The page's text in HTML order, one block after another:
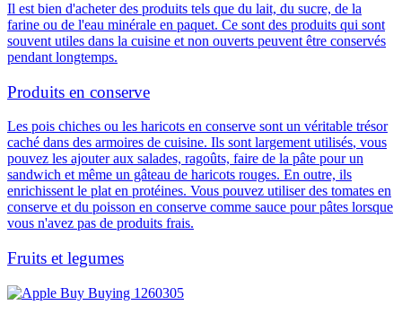
Il est bien d'acheter des produits tels que du lait, du sucre, de la
farine ou de l'eau minérale en paquet. Ce sont des produits qui sont
souvent utiles dans la cuisine et non ouverts peuvent être conservés
pendant longtemps.
Produits en conserve
Les pois chiches ou les haricots en conserve sont un véritable trésor
caché dans des armoires de cuisine. Ils sont largement utilisés, vous
pouvez les ajouter aux salades, ragoûts, faire de la pâte pour un
sandwich et même un gâteau de haricots rouges. En outre, ils
enrichissent le plat en protéines. Vous pouvez utiliser des tomates en
conserve et du poisson en conserve comme sauce pour pâtes lorsque
vous n'avez pas de produits frais.
Fruits et legumes